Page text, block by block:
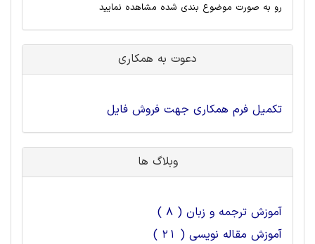
رو به صورت موضوع بندی شده مشاهده نمایید
دعوت به همکاری
تکمیل فرم همکاری جهت فروش فایل
وبلاگ ها
آموزش ترجمه و زبان ( 8 )
آموزش مقاله نویسی ( 21 )